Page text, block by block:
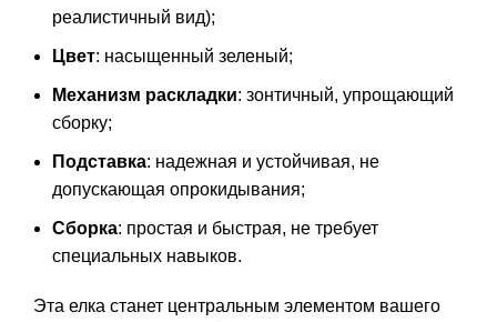
реалистичный вид);
Цвет: насыщенный зеленый;
Механизм раскладки: зонтичный, упрощающий
сборку;
Подставка: надежная и устойчивая, не
допускающая опрокидывания;
Сборка: простая и быстрая, не требует
специальных навыков.
Эта елка станет центральным элементом вашего